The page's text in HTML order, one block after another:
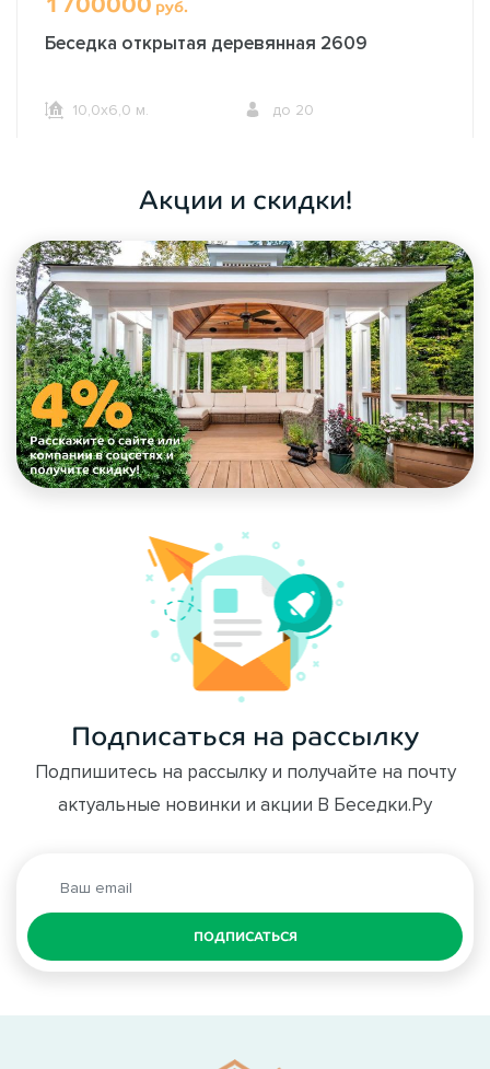
руб.
Беседка открытая деревянная 2609
10,0х6,0 м. до 20
Акции и скидки!
Подписаться на рассылку
Подпишитесь на рассылку и получайте на почту
актуальные новинки и акции В Беседки.Ру
ПОДПИСАТЬСЯ